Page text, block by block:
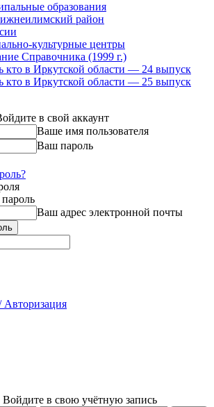
образования
район
культурные центры
Справочника (1999 г.)
кто в Иркутской области — 24 выпуск
кто в Иркутской области — 25 выпуск
в свой аккаунт
Ваше имя пользователя
Ваш пароль
Ваш адрес электронной почты
Авторизация
в свою учётную запись